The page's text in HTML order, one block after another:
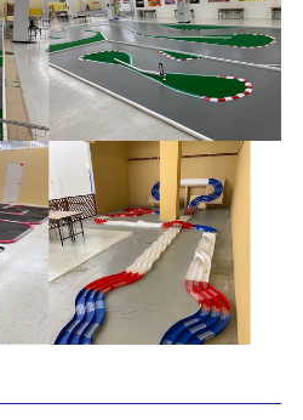
「第3回 サツタム模型最前線Ver.境
～」開催
」開催のご案内
感謝祭Part2開催のお知らせ
ールプラモデル～開催！！